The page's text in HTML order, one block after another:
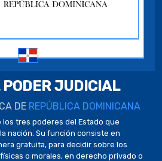
PODER JUDICIAL
DE REPÚBLICA DOMINICANA
los tres poderes del Estado que
nación. Su función consiste en
gratuita, para decidir sobre los
o morales, en derecho privado o